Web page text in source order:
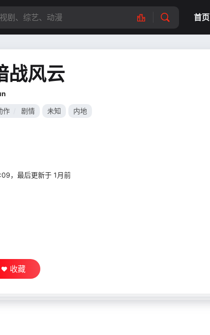
首页
战风云
作 剧情 未知 内地
，最后更新于 1月前
收藏